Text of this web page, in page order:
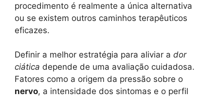
procedimento é realmente a única alternativa
ou se existem outros caminhos terapêuticos
eficazes.
Definir a melhor estratégia para aliviar a dor
ciática depende de uma avaliação cuidadosa.
Fatores como a origem da pressão sobre o
nervo, a intensidade dos sintomas e o perfil